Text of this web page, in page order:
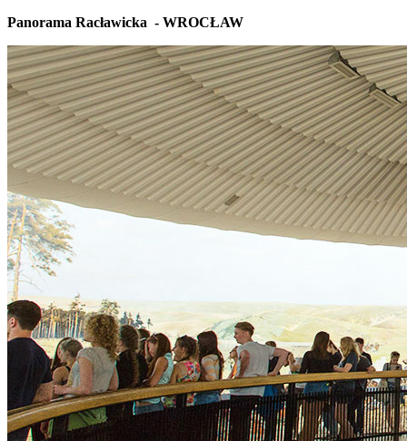
Panorama Racławicka - WROCŁAW